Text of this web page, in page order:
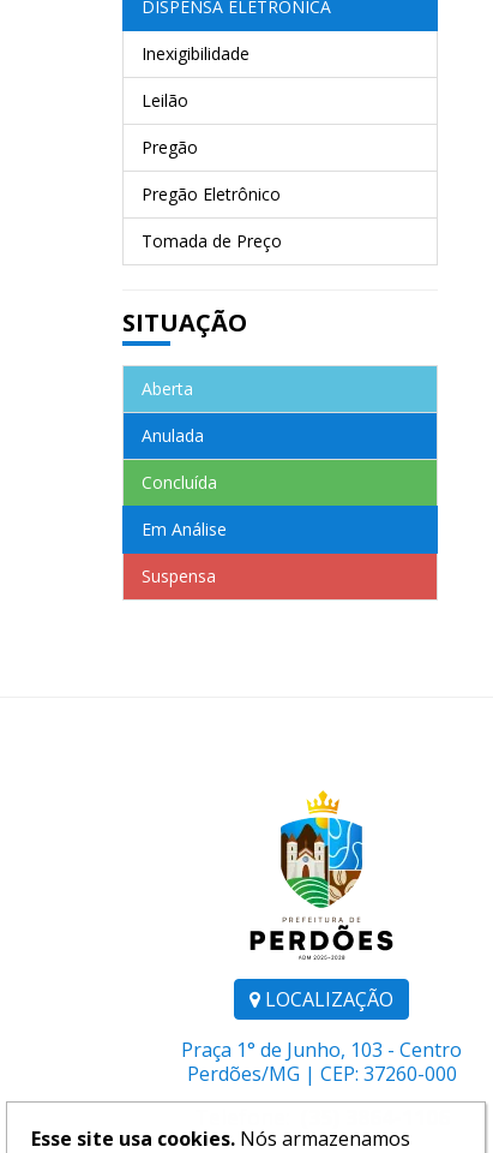
DISPENSA ELETRÔNICA
Inexigibilidade
Leilão
Pregão
Pregão Eletrônico
Tomada de Preço
SITUAÇÃO
Aberta
Anulada
Concluída
Em Análise
Suspensa
LOCALIZAÇÃO
Praça 1° de Junho, 103 - Centro
Perdões/MG | CEP: 37260-000
Esse site usa cookies. Nós armazenamos